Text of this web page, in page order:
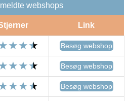
webshops
Link
Besøg webshop
Besøg webshop
Besøg webshop